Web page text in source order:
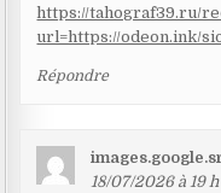
https://tahograf39.ru/
url=https://odeon.ink/
Répondre
18/07/2026 à 19